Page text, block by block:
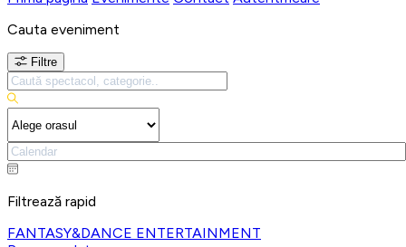
Cauta eveniment
Filtre
Filtrează rapid
FANTASY&DANCE ENTERTAINMENT